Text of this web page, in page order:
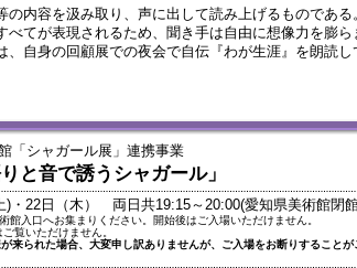
の内容を汲み取り、声に出して読み上げるものである
べてが表現されるため、聞き手は自由に想像力を膨ら
、自身の回顧展での夜会で自伝『わが生涯』を朗読し
「シャガール展」連携事業
と音で誘うシャガール」
)・22日（木） 両日共19:15～20:00(愛知県美術館閉
館入口へお集まりください。開始後はご入場いただけません。
覧いただけません。
来られた場合、大変申し訳ありませんが、ご入場をお断りすることが